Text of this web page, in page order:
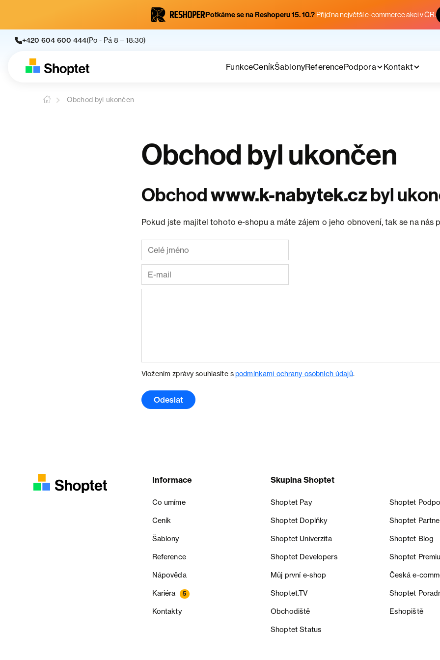
Potkáme se na Reshoperu 15. 10.? Přijď na největší e-commerce akci v ČR.
+420 604 600 444(Po - Pá 8 – 18:30)
FunkceCeníkŠablonyReferencePodpora Kontakt
Obchod byl ukončen
Obchod byl ukončen
Obchodwww.k-nabytek.czbyl
Pokud jste majitel tohoto e-shopu a máte zájem o jeho obnovení, tak se na nás
Vložením zprávy souhlasíte spodmínkami ochrany osobních údajů.
Odeslat
Informace
Co umíme
Ceník
Šablony
Reference
Nápověda
Kariéra 5
Kontakty
Skupina Shoptet
Shoptet Pay Shoptet
Shoptet Doplňky Shoptet
Shoptet Univerzita Shoptet Blog
Shoptet Developers Shoptet
Můj první e-shop Česká
Shoptet.TV Shoptet
Obchodiště Eshopiště
Shoptet Status